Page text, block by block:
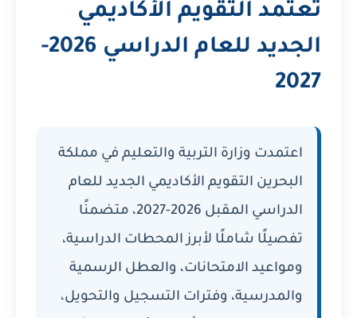
تعتمد التقويم الأكاديمي
الجديد للعام الدراسي 2026-
2027
اعتمدت وزارة التربية والتعليم في مملكة
البحرين التقويم الأكاديمي الجديد للعام
الدراسي المقبل 2026-2027، متضمنًا
تفصيلًا شاملًا لأبرز المحطات الدراسية،
ومواعيد الامتحانات، والعطل الرسمية
والمدرسية، وفترات التسجيل والتحويل،